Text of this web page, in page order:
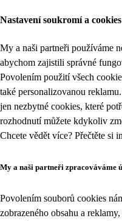
Nastavení soukromí a cookies
My a naši partneři používáme
abychom zajistili správné
Povolením použití všech
také personalizovanou
jen nezbytné cookies, které
rozhodnutí můžete kdykoliv
Chcete vědět více? Přečtěte si
My a naši partneři zpracováváme
Povolením souborů cookies
zobrazeného obsahu a